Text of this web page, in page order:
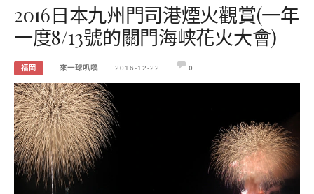
來一球叭噗
分享日本自助部落格
2016日本九州門司港煙火觀賞(一年
一度8/13號的關門海峡花火大會)
福岡 來一球叭噗 2016-12-22 0